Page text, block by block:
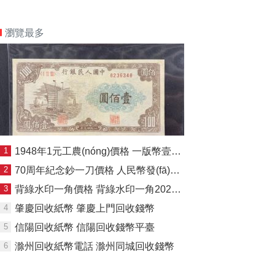
瀏覽最多
1 1948年1元工農(nóng)價格 一版幣壹元收藏價格與真假鑒定
2 70周年紀念鈔一刀價格 人民幣發(fā)行70周年紀念鈔價格
3 背綠水印一角價格 背綠水印一角2024年最新價格
4 肇慶回收紙幣 肇慶上門回收錢幣
5 信陽回收紙幣 信陽回收錢幣平臺
6 滁州回收紙幣電話 滁州同城回收錢幣